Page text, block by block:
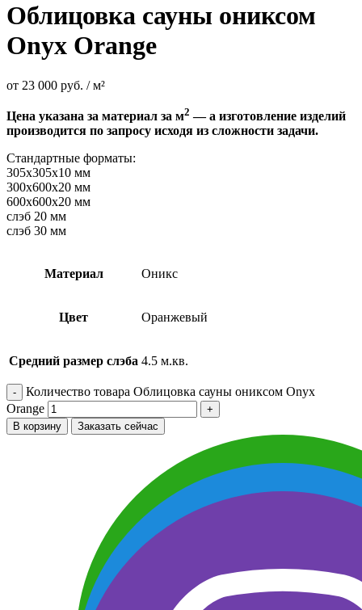
Облицовка сауны ониксом
Onyx Orange
от 23 000 руб. / м²
Цена указана за материал за м2 — а изготовление изделий
производится по запросу исходя из сложности задачи.
Стандартные форматы:
305х305х10 мм
300х600х20 мм
600х600х20 мм
слэб 20 мм
слэб 30 мм
Материал Оникс
Цвет Оранжевый
Средний размер слэба 4.5 м.кв.
Количество товара Облицовка сауны ониксом Onyx
Orange
В корзину Заказать сейчас